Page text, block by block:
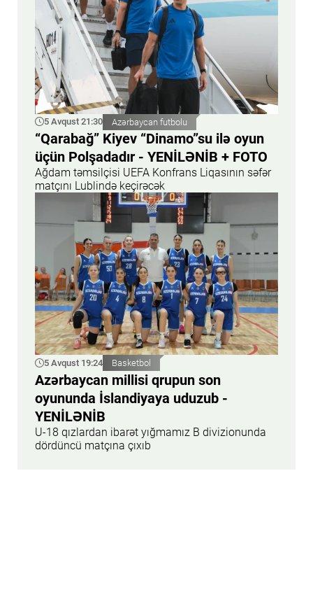
5 Avqust 21:30 Azərbaycan futbolu
“Qarabağ” Kiyev “Dinamo”su ilə oyun
üçün Polşadadır - YENİLƏNİB + FOTO
Ağdam təmsilçisi UEFA Konfrans Liqasının səfər
matçını Lublində keçirəcək
5 Avqust 19:24 Basketbol
Azərbaycan millisi qrupun son
oyununda İslandiyaya uduzub -
YENİLƏNİB
U-18 qızlardan ibarət yığmamız B divizionunda
dördüncü matçına çıxıb